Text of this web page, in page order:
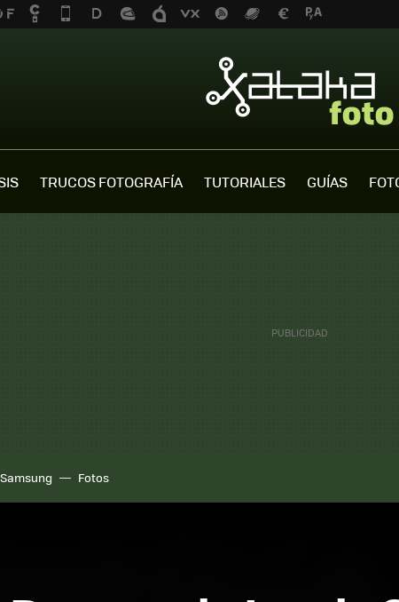
TRUCOS FOTOGRAFÍA TUTORIALES GUÍAS
Samsung Fotos